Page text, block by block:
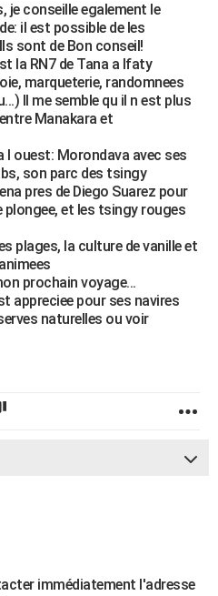
je conseille egalement le
il est possible de les
sont de Bon conseil!
la RN7 de Tana a Ifaty
marqueterie, randomnees
Il me semble qu il n est plus
Manakara et
ouest: Morondava avec ses
son parc des tsingy
pres de Diego Suarez pour
plongee, et les tsingy rouges
plages, la culture de vanille et
prochain voyage...
appreciee pour ses navires
naturelles ou voir
immédiatement l'adresse